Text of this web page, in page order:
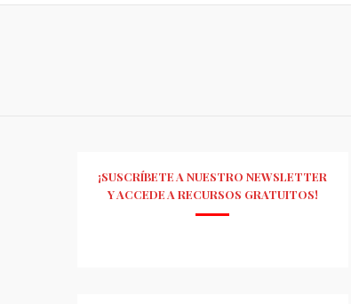
¡SUSCRÍBETE A NUESTRO NEWSLETTER
Y ACCEDE A RECURSOS GRATUITOS!